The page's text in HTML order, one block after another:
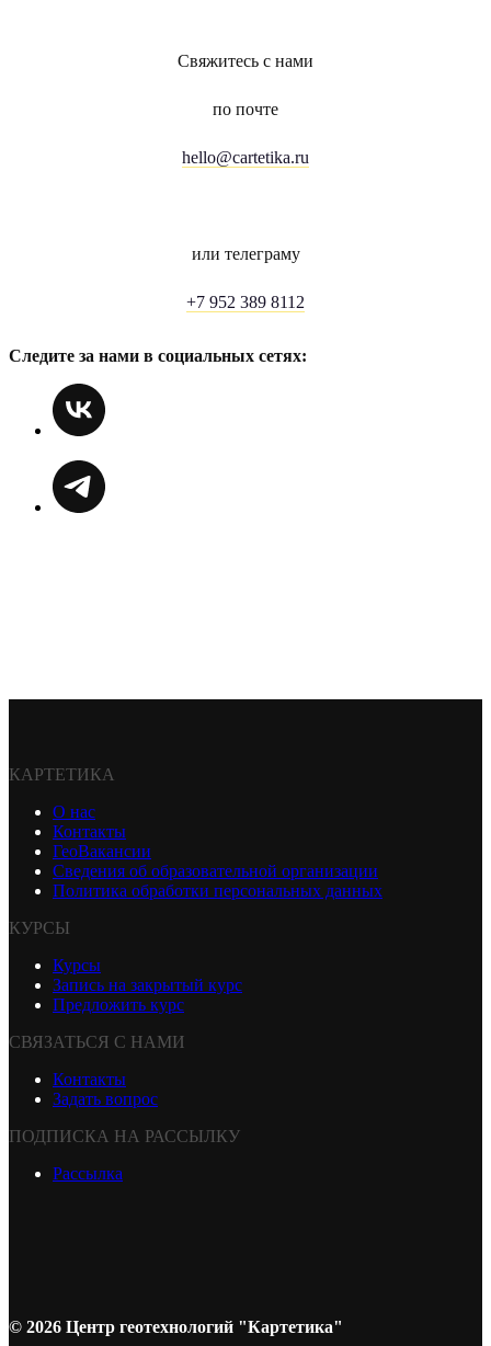
Свяжитесь с нами
по почте
hello@cartetika.ru
или телеграму
+7 952 389 8112
Следите за нами в социальных сетях:
КАРТЕТИКА
О нас
Контакты
ГеоВакансии
Сведения об образовательной организации
Политика обработки персональных данных
КУРСЫ
Курсы
Запись на закрытый курс
Предложить курс
СВЯЗАТЬСЯ С НАМИ
Контакты
Задать вопрос
ПОДПИСКА НА РАССЫЛКУ
Рассылка
© 2026 Центр геотехнологий "Картетика"